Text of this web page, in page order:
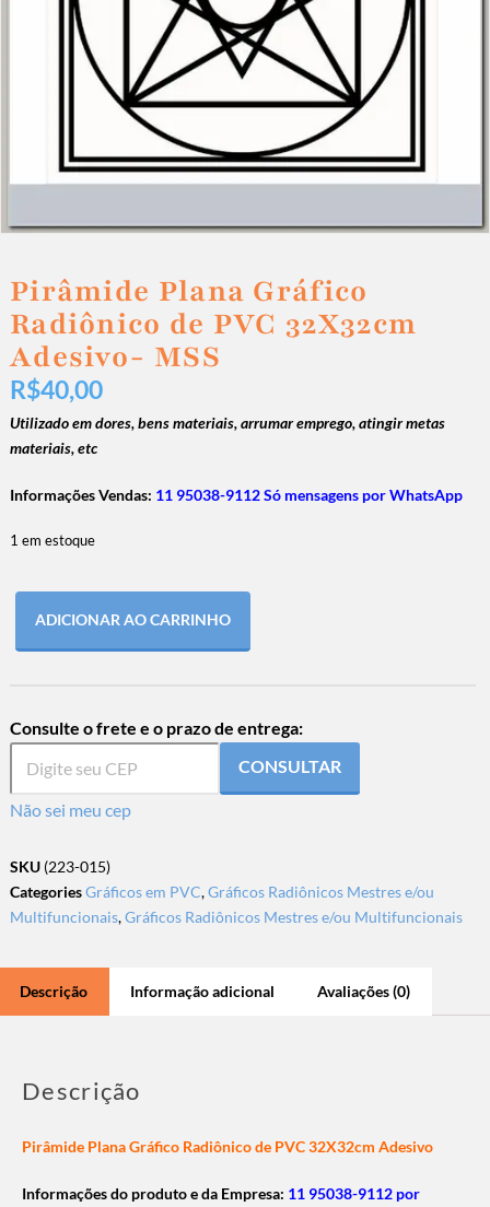
Pirâmide Plana Gráfico
Radiônico de PVC 32X32cm
Adesivo- MSS
R$40,00
Utilizado em dores, bens materiais, arrumar emprego, atingir metas
materiais, etc
Informações Vendas: 11 95038-9112 Só mensagens por WhatsApp
1 em estoque
ADICIONAR AO CARRINHO
Consulte o frete e o prazo de entrega:
CONSULTAR
Não sei meu cep
SKU (223-015)
CategoriesGráficos em PVC,Gráficos Radiônicos Mestres e/ou
Multifuncionais,Gráficos Radiônicos Mestres e/ou Multifuncionais
Descrição Informação adicional Avaliações (0)
Descrição
Pirâmide Plana Gráfico Radiônico de PVC 32X32cm Adesivo
Informações do produto e da Empresa: 11 95038-9112 por